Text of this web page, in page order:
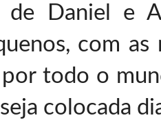
de Daniel e
com as
todo o
colocada